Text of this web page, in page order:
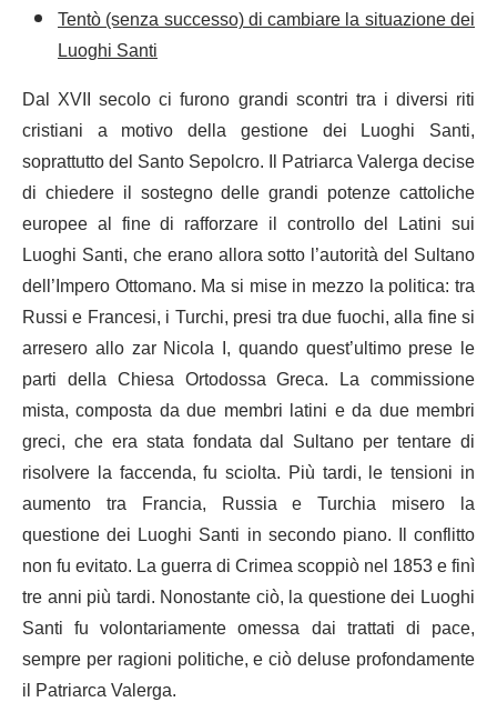
Tentò (senza successo) di cambiare la situazione dei
Luoghi Santi
Dal XVII secolo ci furono grandi scontri tra i diversi riti
cristiani a motivo della gestione dei Luoghi Santi,
soprattutto del Santo Sepolcro. Il Patriarca Valerga decise
di chiedere il sostegno delle grandi potenze cattoliche
europee al fine di rafforzare il controllo del Latini sui
Luoghi Santi, che erano allora sotto l’autorità del Sultano
dell’Impero Ottomano. Ma si mise in mezzo la politica: tra
Russi e Francesi, i Turchi, presi tra due fuochi, alla fine si
arresero allo zar Nicola I, quando quest’ultimo prese le
parti della Chiesa Ortodossa Greca. La commissione
mista, composta da due membri latini e da due membri
greci, che era stata fondata dal Sultano per tentare di
risolvere la faccenda, fu sciolta. Più tardi, le tensioni in
aumento tra Francia, Russia e Turchia misero la
questione dei Luoghi Santi in secondo piano. Il conflitto
non fu evitato. La guerra di Crimea scoppiò nel 1853 e finì
tre anni più tardi. Nonostante ciò, la questione dei Luoghi
Santi fu volontariamente omessa dai trattati di pace,
sempre per ragioni politiche, e ciò deluse profondamente
il Patriarca Valerga.